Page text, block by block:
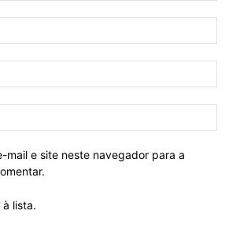
mail e site neste navegador para a
lista.